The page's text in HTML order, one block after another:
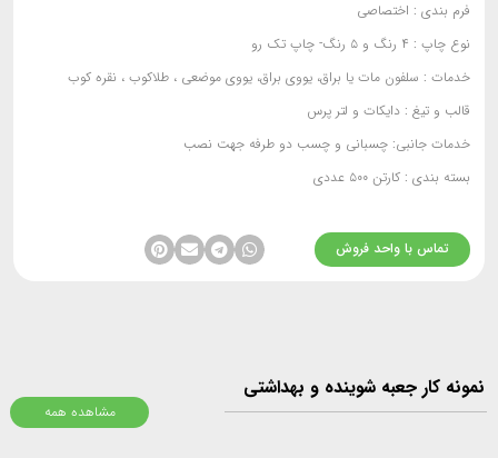
فرم بندی: اختصاصی
نوع چاپ :۴ رنگ و ۵ رنگ- چاپ تک رو
خدمات :سلفون مات یا براق، یووی براق، یووی موضعی ، طلاکوب ، نقره کوب
قالب و تیغ :دایکات و لتر پرس
خدمات جانبی:چسبانی و چسب دو طرفه جهت نصب
بسته بندی :کارتن ۵۰۰ عددی
تماس با واحد فروش
کار جعبه شوینده و بهداشتی
مشاهده همه